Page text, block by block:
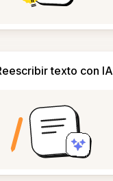
texto con IA